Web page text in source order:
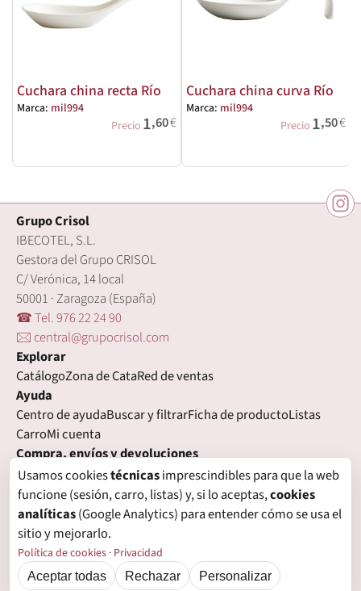
Cuchara china recta Río
Marca: mil994
Precio 1,60€
Cuchara china curva Río
Marca: mil994
Precio 1,50€
Grupo Crisol
IBECOTEL, S.L.
Gestora del Grupo CRISOL
C/ Verónica, 14 local
50001 · Zaragoza (España)
☎ Tel. 976 22 24 90
🖂 central@grupocrisol.com
Explorar
CatálogoZona de CataRed de ventas
Ayuda
Centro de ayudaBuscar y filtrarFicha de productoListas
CarroMi cuenta
Compra, envíos y devoluciones
Condiciones de compraFormas de pagoGastos de envío
Plazos de entregaDevolucionesGarantía
Legal
Aviso legalPrivacidad
Política de cookiesPreferencias de cookies
Usamos cookiestécnicasimprescindibles para que la web
funcione (sesión, carro, listas) y, si lo aceptas,cookies
analíticas(Google Analytics) para entender cómo se usa el
sitio y mejorarlo.
Política de cookies · Privacidad
Aceptar todas Rechazar Personalizar